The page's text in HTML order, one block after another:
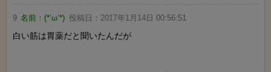
9 名前： (*‘ω‘*) 投稿日： 2017年1月14日 00:56:51
白い筋は胃薬だと聞いたんだが